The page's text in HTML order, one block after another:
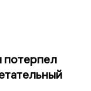
потерпел